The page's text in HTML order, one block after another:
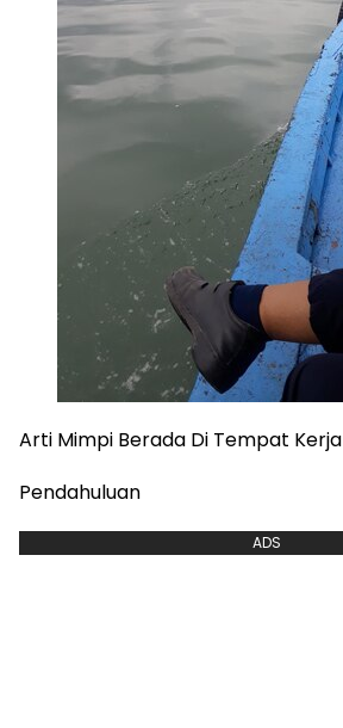
Arti Mimpi Berada Di Tempat Kerja
Pendahuluan
ADS